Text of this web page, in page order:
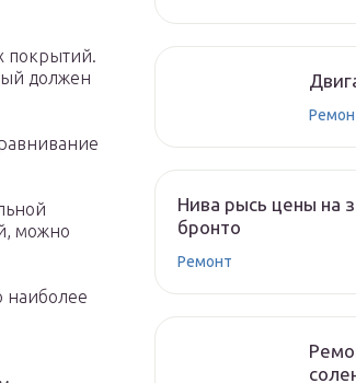
покрытий.
должен
можно
наиболее
Нива рысь цены на
бронто
Ремонт